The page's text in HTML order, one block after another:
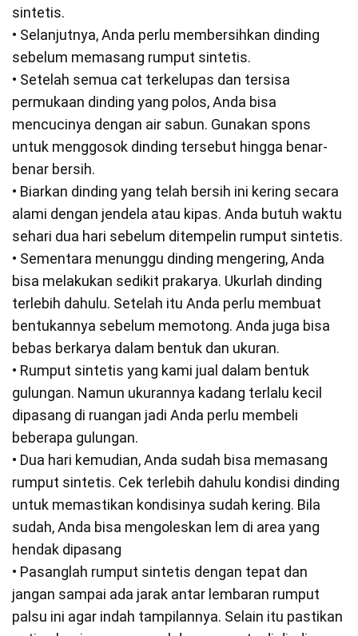
sintetis.
• Selanjutnya, Anda perlu membersihkan dinding
sebelum memasang rumput sintetis.
• Setelah semua cat terkelupas dan tersisa
permukaan dinding yang polos, Anda bisa
mencucinya dengan air sabun. Gunakan spons
untuk menggosok dinding tersebut hingga benar-
benar bersih.
• Biarkan dinding yang telah bersih ini kering secara
alami dengan jendela atau kipas. Anda butuh waktu
sehari dua hari sebelum ditempelin rumput sintetis.
• Sementara menunggu dinding mengering, Anda
bisa melakukan sedikit prakarya. Ukurlah dinding
terlebih dahulu. Setelah itu Anda perlu membuat
bentukannya sebelum memotong. Anda juga bisa
bebas berkarya dalam bentuk dan ukuran.
• Rumput sintetis yang kami jual dalam bentuk
gulungan. Namun ukurannya kadang terlalu kecil
dipasang di ruangan jadi Anda perlu membeli
beberapa gulungan.
• Dua hari kemudian, Anda sudah bisa memasang
rumput sintetis. Cek terlebih dahulu kondisi dinding
untuk memastikan kondisinya sudah kering. Bila
sudah, Anda bisa mengoleskan lem di area yang
hendak dipasang
• Pasanglah rumput sintetis dengan tepat dan
jangan sampai ada jarak antar lembaran rumput
palsu ini agar indah tampilannya. Selain itu pastikan